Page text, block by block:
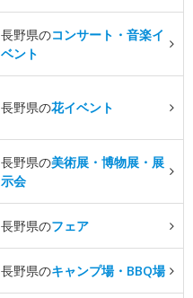
長野県のコンサート・音楽イ
ベント
長野県の花イベント
長野県の美術展・博物展・展
示会
長野県のフェア
長野県のキャンプ場・BBQ場